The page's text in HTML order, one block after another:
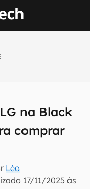
na Black
comprar
Léo
17/11/2025 às
em primeira